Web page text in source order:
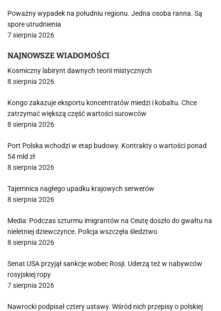
Poważny wypadek na południu regionu. Jedna osoba ranna. Są
spore utrudnienia
7 sierpnia 2026
NAJNOWSZE WIADOMOŚCI
Kosmiczny labirynt dawnych teorii mistycznych
8 sierpnia 2026
Kongo zakazuje eksportu koncentratów miedzi i kobaltu. Chce
zatrzymać większą część wartości surowców
8 sierpnia 2026
Port Polska wchodzi w etap budowy. Kontrakty o wartości ponad
54 mld zł
8 sierpnia 2026
Tajemnica nagłego upadku krajowych serwerów
8 sierpnia 2026
Media: Podczas szturmu imigrantów na Ceutę doszło do gwałtu na
nieletniej dziewczynce. Policja wszczęła śledztwo
8 sierpnia 2026
Senat USA przyjął sankcje wobec Rosji. Uderzą też w nabywców
rosyjskiej ropy
7 sierpnia 2026
Nawrocki podpisał cztery ustawy. Wśród nich przepisy o polskiej